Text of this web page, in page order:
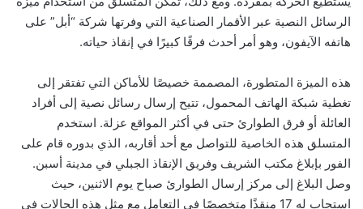
الرسائل النصية عبر الأقمار الصناعية التي وفرتها شركة “أبل” على
هاتفه الآيفون، وهو أمر أحدث فرقًا كبيرًا في إنقاذ حياته.
هذه الميزة المتطورة، المصممة خصيصًا للأماكن التي تفتقر إلى
تغطية شبكة الهاتف المحمول، تتيح إرسال رسائل نصية إلى أفراد
العائلة أو فرق الطوارئ حتى في أكثر المواقع عزلة. استخدم
المتسلق هذه الخاصية للتواصل مع أحد أقاربه، الذي بدوره قام على
الفور بإبلاغ مكتب الشريف وفريق الإنقاذ الجبلي في مدينة أسبن.
وصل البلاغ إلى مركز إرسال الطوارئ صباح يوم الاثنين، حيث
استجاب له 17 منقذًا متخصصًا في التعامل مع مثل هذه الحالات في